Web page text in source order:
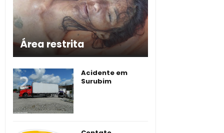
Área restrita
Acidente em
Surubim